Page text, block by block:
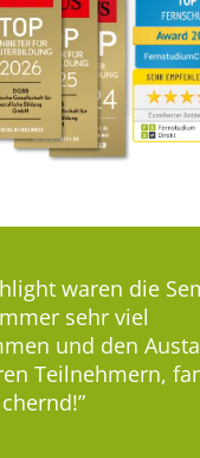
waren die
sehr viel
und den
Teilnehmern,